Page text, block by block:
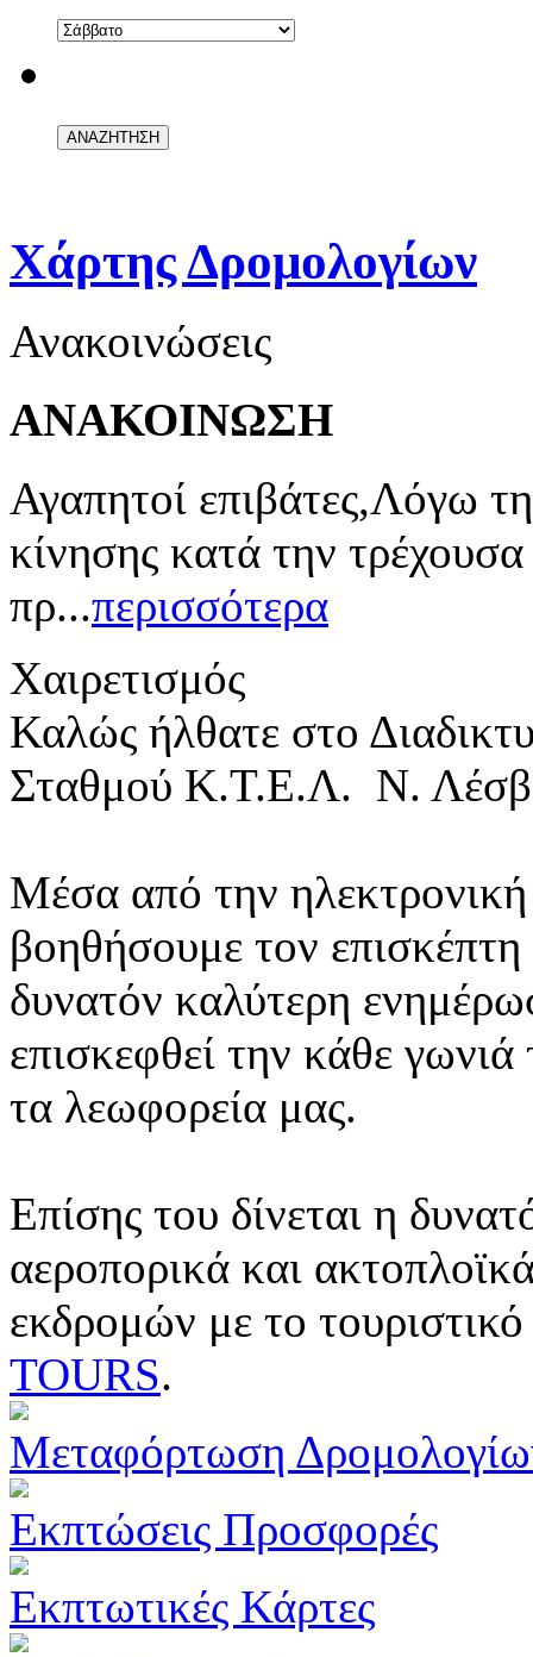
Χάρτης Δρομολογίων
Ανακοινώσεις
ΑΝΑΚΟΙΝΩΣΗ
Αγαπητοί επιβάτες,Λόγω
κίνησης κατά την
πρ...περισσότερα
Χαιρετισμός
Καλώς ήλθατε στο
Σταθμού Κ.Τ.Ε.Λ. Ν.
Μέσα από την ηλεκτρονική
βοηθήσουμε τον
δυνατόν καλύτερη
επισκεφθεί την κάθε
τα λεωφορεία μας.
Επίσης του δίνεται η
αεροπορικά και
εκδρομών με το
TOURS.
Μεταφόρτωση
Εκπτώσεις Προσφορές
Εκπτωτικές Κάρτες